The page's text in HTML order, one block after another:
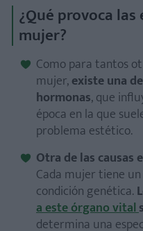
¿Qué provoca
mujer?
Como para tantos
mujer,existe una
hormonas, que
época en la que
problema estético.
Otra de las causas
Cada mujer tiene
condición genética.
a este órgano vital
determina una